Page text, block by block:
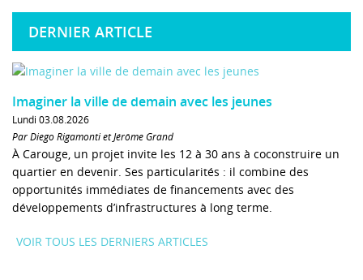
DERNIER ARTICLE
Imaginer la ville de demain avec les jeunes
Lundi 03.08.2026
Par Diego Rigamonti et Jérôme Grand
À Carouge, un projet invite les 12 à 30 ans à coconstruire un
quartier en devenir. Ses particularités : il combine des
opportunités immédiates de financements avec des
développements d’infrastructures à long terme.
VOIR TOUS LES DERNIERS ARTICLES